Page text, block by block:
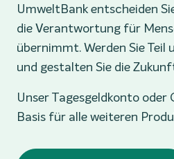
UmweltBank entscheiden
die Verantwortung für
übernimmt. Werden Sie
und gestalten Sie die
Unser Tagesgeldkonto oder
Basis für alle weiteren